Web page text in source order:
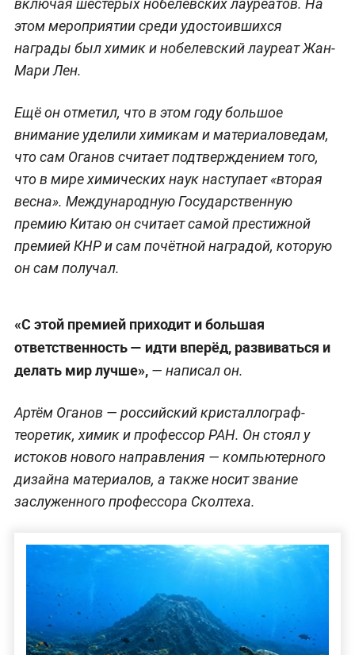
этом мероприятии среди удостоившихся
награды был химик и нобелевский лауреат Жан-
Мари Лен.
Ещё он отметил, что в этом году большое
внимание уделили химикам и материаловедам,
что сам Оганов считает подтверждением того,
что в мире химических наук наступает «вторая
весна». Международную Государственную
премию Китаю он считает самой престижной
премией КНР и сам почётной наградой, которую
он сам получал.
«С этой премией приходит и большая
ответственность — идти вперёд, развиваться и
делать мир лучше», — написал он.
Артём Оганов — российский кристаллограф-
теоретик, химик и профессор РАН. Он стоял у
истоков нового направления — компьютерного
дизайна материалов, а также носит звание
заслуженного профессора Сколтеха.